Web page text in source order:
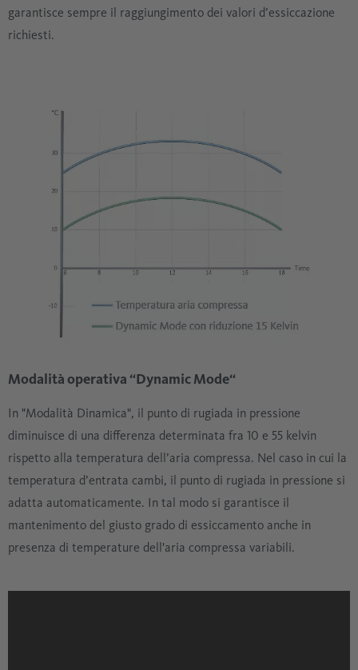
garantisce sempre il raggiungimento dei valori d’essiccazione
richiesti.
Modalità operativa “Dynamic Mode“
In "Modalità Dinamica", il punto di rugiada in pressione
diminuisce di una differenza determinata fra 10 e 55 kelvin
rispetto alla temperatura dell’aria compressa. Nel caso in cui la
temperatura d’entrata cambi, il punto di rugiada in pressione si
adatta automaticamente. In tal modo si garantisce il
mantenimento del giusto grado di essiccamento anche in
presenza di temperature dell'aria compressa variabili.